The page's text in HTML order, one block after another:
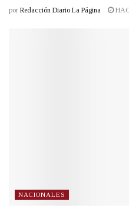
por Redacción Diario La Página
NACIONALES